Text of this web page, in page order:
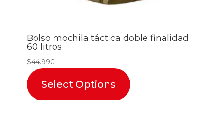
Bolso mochila táctica doble finalidad
60 litros
$44.990
Select Options